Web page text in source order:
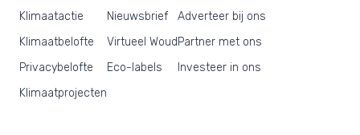
Klimaatactie
Klimaatbelofte
Privacybelofte
Klimaatprojecten
Nieuwsbrief
Virtueel Woud
Eco-labels
Adverteer bij ons
Partner met ons
Investeer in ons